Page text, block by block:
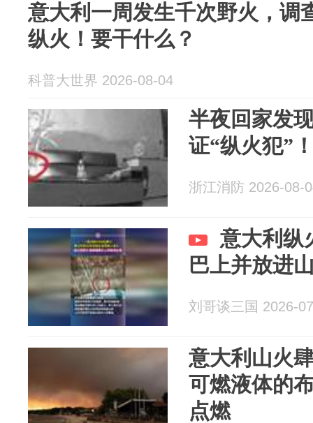
意大利一周发生千次野火，调
纵火！要干什么？
科普大世界 2026-08-04
半夜回家发
证“纵火犯”
浙江消防 2026-08-
意大利纵
巴上并放进
刘哥谈三国 2026-
意大利山火
可燃液体的
点燃